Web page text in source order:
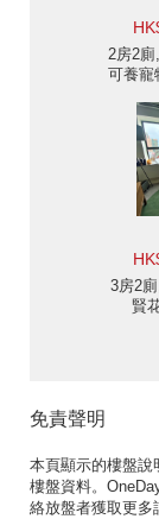
2房2
可養寵
3房2
賢
免責聲明
本頁顯示的樓盤說
樓盤資料。
絡放盤者獲取更多